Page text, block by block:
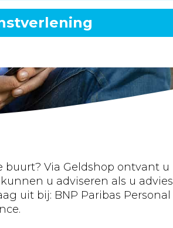
Via Geldshop ontvant u
u adviseren als u advies
uit bij: BNP Paribas Personal